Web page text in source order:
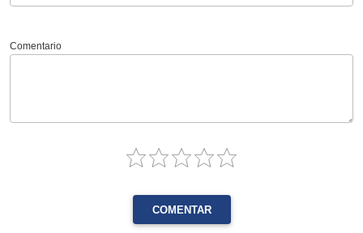
Comentario
COMENTAR